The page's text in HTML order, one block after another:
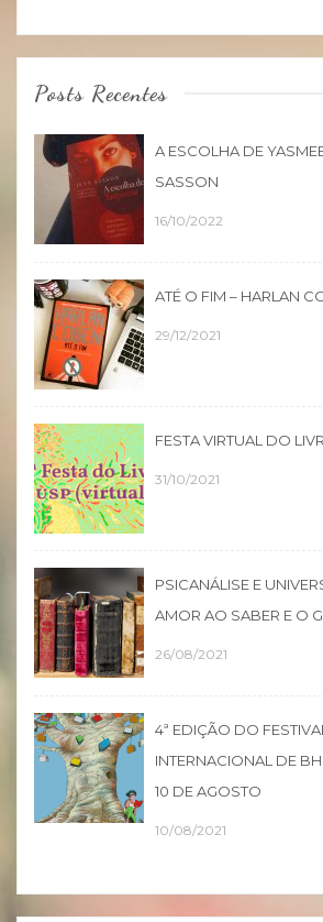
Posts Recentes
A ESCOLHA DE
SASSON
16/10/2022
ATÉ O FIM – HARLAN
29/12/2021
FESTA VIRTUAL DO
31/10/2021
PSICANÁLISE E
AMOR AO SABER E O
26/08/2021
4ª EDIÇÃO DO
INTERNACIONAL DE
10 DE AGOSTO
10/08/2021